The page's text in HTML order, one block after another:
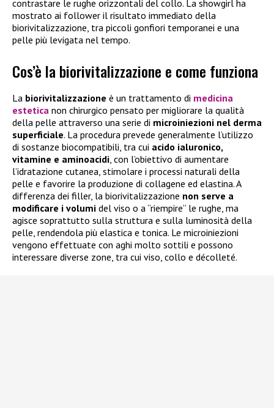
contrastare le rughe orizzontali del collo. La showgirl ha
mostrato ai follower il risultato immediato della
biorivitalizzazione, tra piccoli gonfiori temporanei e una
pelle più levigata nel tempo.
Cos’è la biorivitalizzazione e come funziona
La biorivitalizzazione è un trattamento di medicina
estetica non chirurgico pensato per migliorare la qualità
della pelle attraverso una serie di microiniezioni nel derma
superficiale. La procedura prevede generalmente l’utilizzo
di sostanze biocompatibili, tra cui acido ialuronico,
vitamine e aminoacidi , con l’obiettivo di aumentare
l’idratazione cutanea, stimolare i processi naturali della
pelle e favorire la produzione di collagene ed elastina. A
differenza dei filler, la biorivitalizzazione non serve a
modificare i volumi del viso o a “riempire” le rughe, ma
agisce soprattutto sulla struttura e sulla luminosità della
pelle, rendendola più elastica e tonica. Le microiniezioni
vengono effettuate con aghi molto sottili e possono
interessare diverse zone, tra cui viso, collo e décolleté.